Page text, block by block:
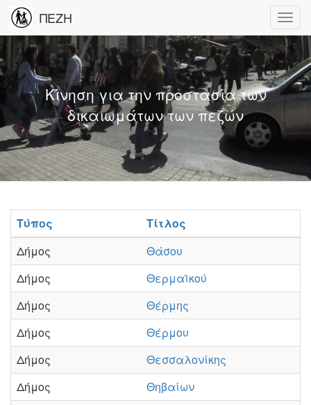
ΠΕΖΗ
Κίνηση για την προστασία των
δικαιωμάτων των πεζών
Τύπος
Τίτλος
Δήμος
Θάσου
Δήμος
Θερμαϊκού
Δήμος
Θέρμης
Δήμος
Θέρμου
Δήμος
Θεσσαλονίκης
Δήμος
Θηβαίων